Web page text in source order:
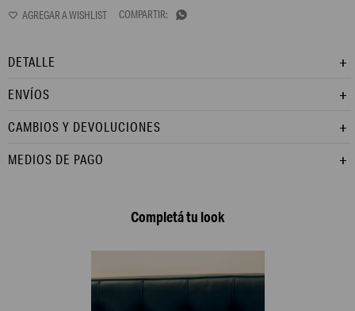

DETALLE
ENVÍOS
CAMBIOS Y DEVOLUCIONES
MEDIOS DE PAGO
Completá tu look